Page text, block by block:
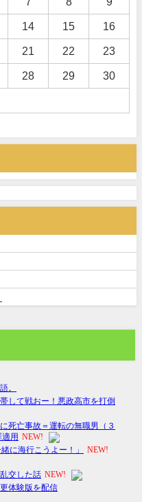
14 15 16
21 22 23
28 29 30